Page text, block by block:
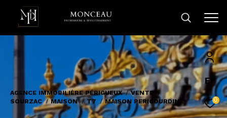
Fr
0
AGENCE IMMOBILIÈRE PÉRIGUEUX
VENTE
SOURZAC
MAISON T7 MAISON PERIGOURDINE